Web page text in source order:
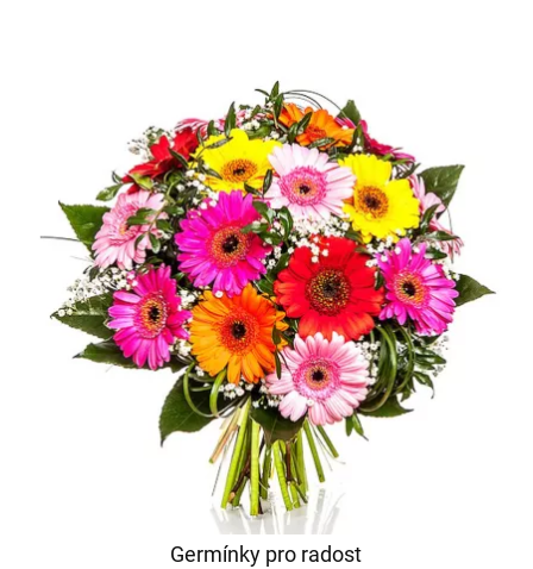
Germínky pro radost